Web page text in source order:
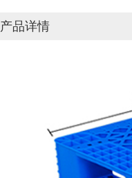
产品详情